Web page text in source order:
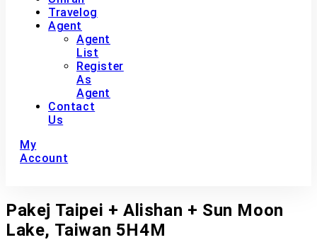
Travelog
Agent
Agent
List
Register
As
Agent
Contact
Us
My
Account
Pakej Taipei + Alishan + Sun Moon
Lake, Taiwan 5H4M